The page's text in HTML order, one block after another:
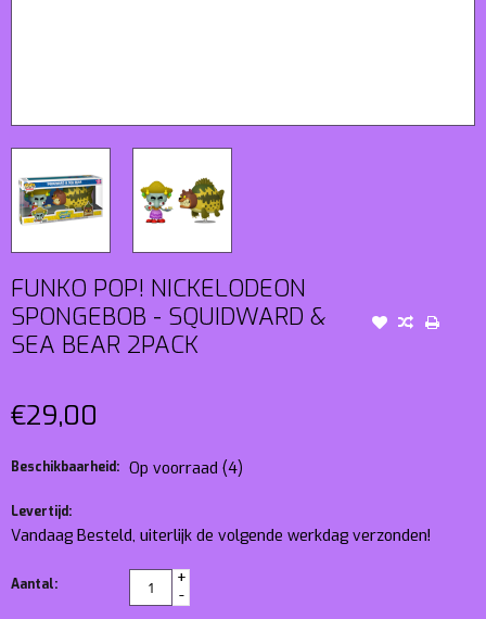
FUNKO POP! NICKELODEON
SPONGEBOB - SQUIDWARD &
SEA BEAR 2PACK
€29,00
Beschikbaarheid: Op voorraad (4)
Levertijd:
Vandaag Besteld, uiterlijk de volgende werkdag verzonden!
Aantal:
+
-